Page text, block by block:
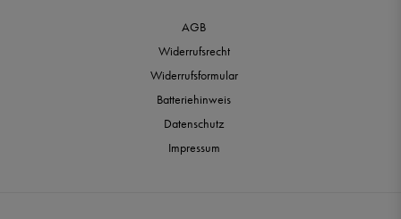
AGB
Widerrufsrecht
Widerrufsformular
Batteriehinweis
Datenschutz
Impressum